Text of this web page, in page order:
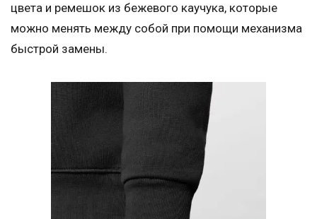
цвета и ремешок из бежевого каучука, которые
можно менять между собой при помощи механизма
быстрой замены.